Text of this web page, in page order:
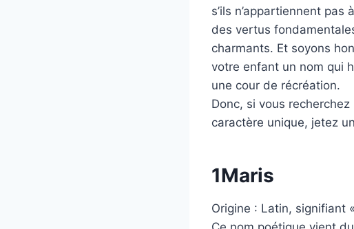
s’ils n’appartiennent
des vertus
charmants. Et soyons
votre enfant un nom qui
une cour de récréation.
Donc, si vous
caractère unique, jetez
1Maris
Origine : Latin, signifiant